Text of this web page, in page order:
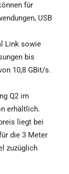
für
USB
Link sowie
bis
10,8 GBit/s.
Q2 im
erhältlich.
liegt bei
die 3 Meter
zuzüglich